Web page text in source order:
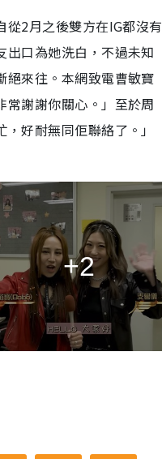
2月之後雙方在IG都沒有
口為她洗白，不過未知
絕來往。本網致電曹敏寶
謝謝你關心。」至於周
好耐無同佢聯絡了。」
+2